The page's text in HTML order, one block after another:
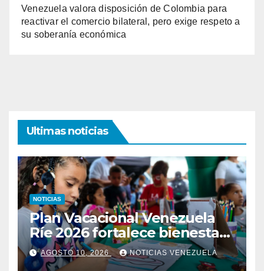
Venezuela valora disposición de Colombia para
reactivar el comercio bilateral, pero exige respeto a
su soberanía económica
Ultimas noticias
NOTICIAS
Plan Vacacional Venezuela
Ríe 2026 fortalece bienestar
emocional a través de la
cultura y el deporte
AGOSTO 10, 2026 NOTICIAS VENEZUELA